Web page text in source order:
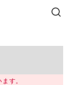
す。